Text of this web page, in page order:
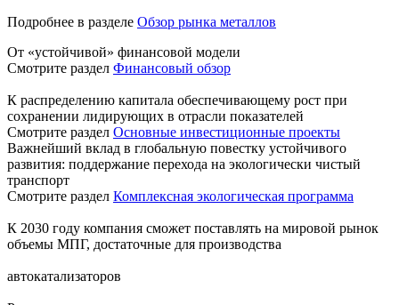
Подробнее в разделе Обзор рынка металлов
От «устойчивой» финансовой модели
Смотрите раздел Финансовый обзор
К распределению капитала обеспечивающему рост при
сохранении лидирующих в отрасли показателей
Смотрите раздел Основные инвестиционные проекты
Важнейший вклад в глобальную повестку устойчивого
развития: поддержание перехода на экологически чистый
транспорт
Смотрите раздел Комплексная экологическая программа
К 2030 году компания сможет поставлять на мировой рынок
объемы МПГ, достаточные для производства
автокатализаторов